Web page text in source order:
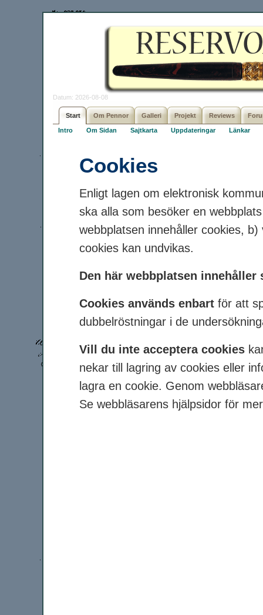
Datum: 2026-08-08
Start Om Pennor Galleri Projekt Reviews
Intro Om Sidan Sajtkarta Uppdateringar Länkar
Cookies
Enligt lagen om elektronisk
ska alla som besöker en
webbplatsen innehåller cookies,
cookies kan undvikas.
Den här webbplatsen innehåller
Cookies används enbart för att
dubbelröstningar i de
Vill du inte acceptera cookies
nekar till lagring av cookies eller
lagra en cookie. Genom
Se webbläsarens hjälpsidor för